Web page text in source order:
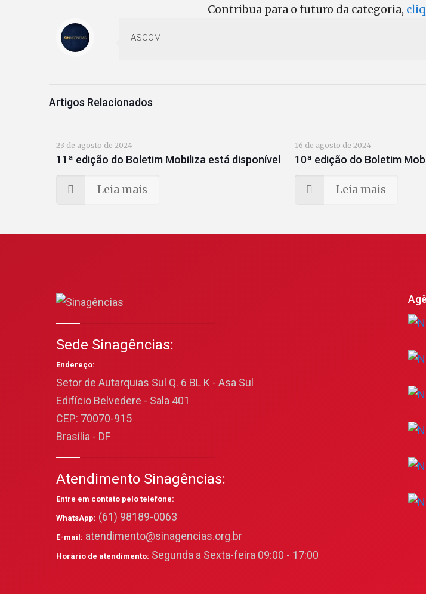
Contribua para o futuro da categoria,
ASCOM
Artigos Relacionados
23 de agosto de 2024
11ª edição do Boletim Mobiliza está disponível
Leia mais
16 de agosto de 2024
10ª edição do Boletim
Leia mais
Sede Sinagências:
Endereço:
Setor de Autarquias Sul Q. 6 BL K - Asa Sul
Edifício Belvedere - Sala 401
CEP: 70070-915
Brasília - DF
Atendimento Sinagências:
Entre em contato pelo telefone:
WhatsApp: (61) 98189-0063
E-mail: atendimento@sinagencias.org.br
Horário de atendimento: Segunda a Sexta-feira 09:00 - 17:00